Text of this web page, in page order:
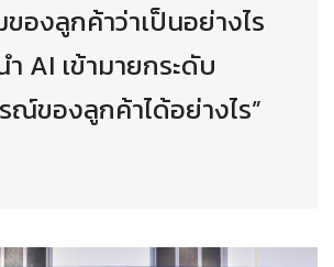
องลูกค้าว่าเป็นอย่างไร
ำ AI เข้ามายกระดับ
ณ์ของลูกค้าได้อย่างไร”